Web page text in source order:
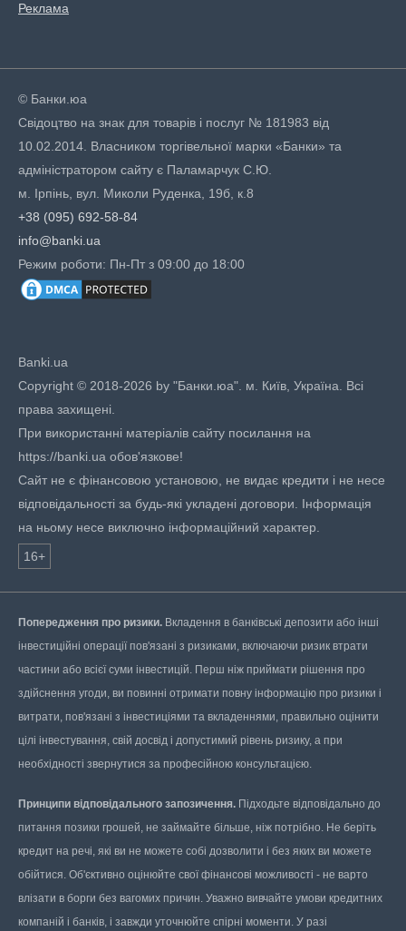
Реклама
© Банки.юа
Свідоцтво на знак для товарів і послуг № 181983 від
10.02.2014. Власником торгівельної марки «Банки» та
адміністратором сайту є Паламарчук С.Ю.
м. Ірпінь, вул. Миколи Руденка, 19б, к.8
+38 (095) 692-58-84
info@banki.ua
Режим роботи: Пн-Пт з 09:00 до 18:00
Banki.ua
Copyright © 2018-2026 by "Банки.юа". м. Київ, Україна. Всі
права захищені.
При використанні матеріалів сайту посилання на
https://banki.ua обов'язкове!
Сайт не є фінансовою установою, не видає кредити і не несе
відповідальності за будь-які укладені договори. Інформація
на ньому несе виключно інформаційний характер.
16+
Попередження про ризики. Вкладення в банківські депозити або інші
інвестиційні операції пов'язані з ризиками, включаючи ризик втрати
частини або всієї суми інвестицій. Перш ніж приймати рішення про
здійснення угоди, ви повинні отримати повну інформацію про ризики і
витрати, пов'язані з інвестиціями та вкладеннями, правильно оцінити
цілі інвестування, свій досвід і допустимий рівень ризику, а при
необхідності звернутися за професійною консультацією.
Принципи відповідального запозичення. Підходьте відповідально до
питання позики грошей, не займайте більше, ніж потрібно. Не беріть
кредит на речі, які ви не можете собі дозволити і без яких ви можете
обійтися. Об'єктивно оцінюйте свої фінансові можливості - не варто
влізати в борги без вагомих причин. Уважно вивчайте умови кредитних
компаній і банків, і завжди уточнюйте спірні моменти. У разі